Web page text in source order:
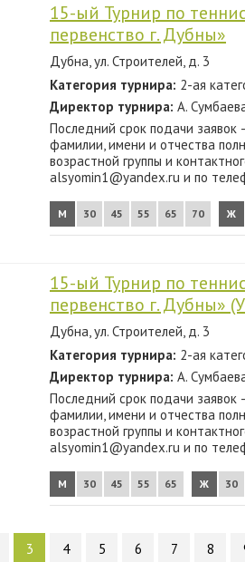
15-ый Турнир по
первенство г. Дубны»
Дубна, ул. Строителей, д. 3
Категория турнира: 2-ая
Директор турнира: А.
Последний срок подачи заявок
фамилии, имени и отчества
возрастной группы и
alsyomin1@yandex.ru и по
М 30 45 55 65 70 Ж
15-ый Турнир по
первенство г. Дубны»
Дубна, ул. Строителей, д. 3
Категория турнира: 2-ая
Директор турнира: А.
Последний срок подачи заявок
фамилии, имени и отчества
возрастной группы и
alsyomin1@yandex.ru и по
М 30 45 55 65 Ж 30
3 4 5 6 7 8